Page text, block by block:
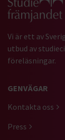
Vi är ett av
utbud av
föreläsningar.
GENVÄGAR
Kontakta oss
Press